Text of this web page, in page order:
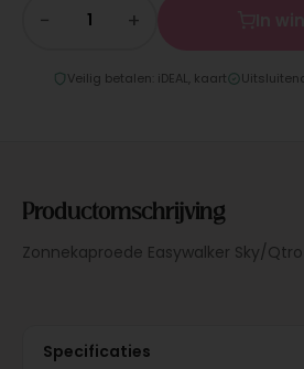
− +
Veilig betalen: iDEAL, kaart
Productomschrijving
Zonnekaproede Easywalker Sky/Qtro
Specificaties